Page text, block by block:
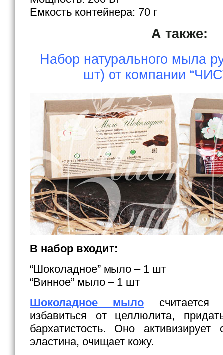
Емкость контейнера: 70 г
А также:
Набор натурального мыла
шт) от компании
В набор входит:
“Шоколадное” мыло – 1 шт
“Винное” мыло – 1 шт
Шоколадное мыло считается
избавиться от целлюлита,
бархатистость. Оно активизирует
эластина, очищает кожу.